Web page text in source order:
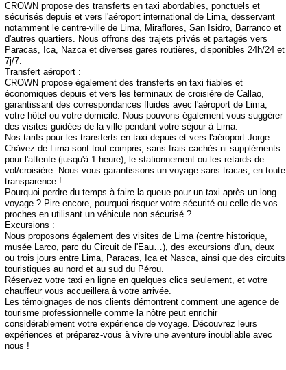
CROWN propose des transferts en taxi abordables, ponctuels et
sécurisés depuis et vers l'aéroport international de Lima, desservant
notamment le centre-ville de Lima, Miraflores, San Isidro, Barranco et
d'autres quartiers. Nous offrons des trajets privés et partagés vers
Paracas, Ica, Nazca et diverses gares routières, disponibles 24h/24 et
7j/7.
Transfert aéroport :
CROWN propose également des transferts en taxi fiables et
économiques depuis et vers les terminaux de croisière de Callao,
garantissant des correspondances fluides avec l'aéroport de Lima,
votre hôtel ou votre domicile. Nous pouvons également vous suggérer
des visites guidées de la ville pendant votre séjour à Lima.
Nos tarifs pour les transferts en taxi depuis et vers l'aéroport Jorge
Chávez de Lima sont tout compris, sans frais cachés ni suppléments
pour l'attente (jusqu'à 1 heure), le stationnement ou les retards de
vol/croisière. Nous vous garantissons un voyage sans tracas, en toute
transparence !
Pourquoi perdre du temps à faire la queue pour un taxi après un long
voyage ? Pire encore, pourquoi risquer votre sécurité ou celle de vos
proches en utilisant un véhicule non sécurisé ?
Excursions :
Nous proposons également des visites de Lima (centre historique,
musée Larco, parc du Circuit de l'Eau…), des excursions d'un, deux
ou trois jours entre Lima, Paracas, Ica et Nasca, ainsi que des circuits
touristiques au nord et au sud du Pérou.
Réservez votre taxi en ligne en quelques clics seulement, et votre
chauffeur vous accueillera à votre arrivée.
Les témoignages de nos clients démontrent comment une agence de
tourisme professionnelle comme la nôtre peut enrichir
considérablement votre expérience de voyage. Découvrez leurs
expériences et préparez-vous à vivre une aventure inoubliable avec
nous !